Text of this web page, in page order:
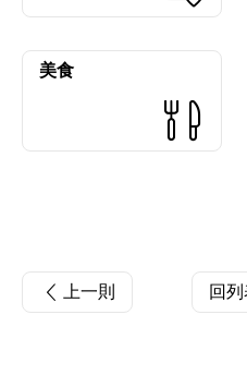
美食
上一則 回